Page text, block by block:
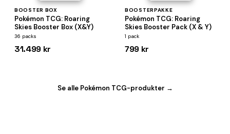
BOOSTER BOX
Pokémon TCG: Roaring
Skies Booster Box (X&Y)
36 packs
31.499 kr
BOOSTERPAKKE
Pokémon TCG: Roaring
Skies Booster Pack (X & Y)
1 pack
799 kr
Se alle Pokémon TCG-produkter →